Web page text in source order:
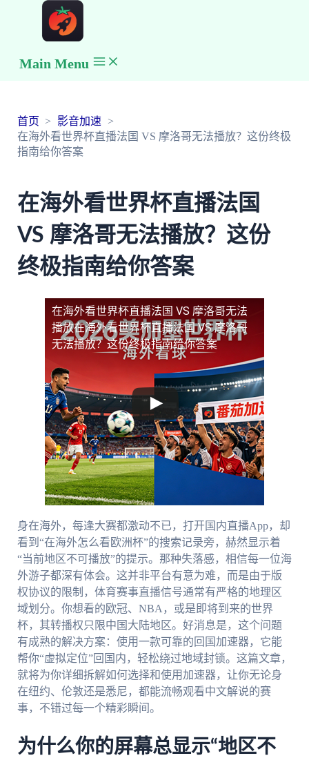
Main Menu
首页
影音加速
在海外看世界杯直播法国 VS 摩洛哥无法播放？这份终极
指南给你答案
在海外看世界杯直播法国
VS 摩洛哥无法播放？这份
终极指南给你答案
在海外看世界杯直播法国 VS 摩洛哥无法
播放在海外看世界杯直播法国 VS 摩洛哥
无法播放？这份终极指南给你答案
身在海外，每逢大赛都激动不已，打开国内直播App，却
看到“在海外怎么看欧洲杯”的搜索记录旁，赫然显示着
“当前地区不可播放”的提示。那种失落感，相信每一位海
外游子都深有体会。这并非平台有意为难，而是由于版
权协议的限制，体育赛事直播信号通常有严格的地理区
域划分。你想看的欧冠、NBA，或是即将到来的世界
杯，其转播权只限中国大陆地区。好消息是，这个问题
有成熟的解决方案：使用一款可靠的回国加速器，它能
帮你“虚拟定位”回国内，轻松绕过地域封锁。这篇文章，
就将为你详细拆解如何选择和使用加速器，让你无论身
在纽约、伦敦还是悉尼，都能流畅观看中文解说的赛
事，不错过每一个精彩瞬间。
为什么你的屏幕总显示“地区不